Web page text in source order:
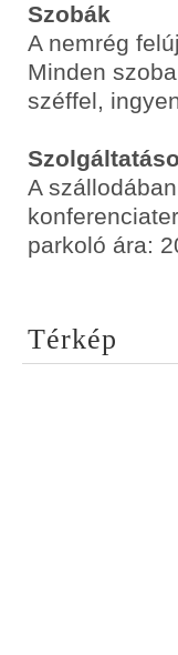
Szobák
A nemrég
Minden
széffel,
A
parkoló ára:
Térkép